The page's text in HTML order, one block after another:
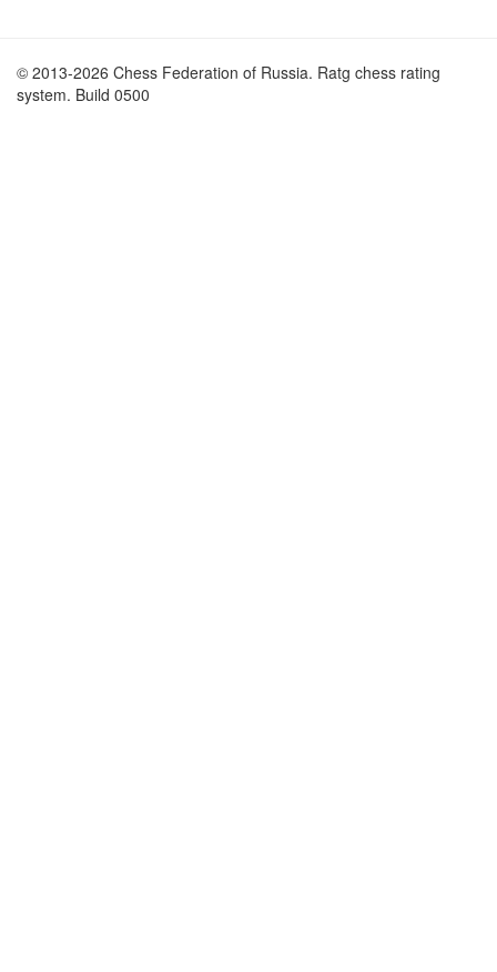
© 2013-2026 Chess Federation of Russia. Ratg chess rating
system. Build 0500